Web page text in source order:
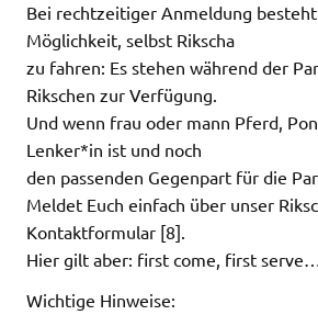
Bei rechtzeitiger Anmeldung besteht
Möglichkeit, selbst Rikscha
zu fahren: Es stehen während der
Rikschen zur Verfügung.
Und wenn frau oder mann Pferd,
Lenker*in ist und noch
den passenden Gegenpart für die
Meldet Euch einfach über unser
Kontaktformular [8].
Hier gilt aber: first come, first
Wichtige Hinweise: